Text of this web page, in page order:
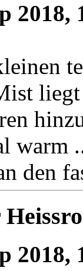
2018,
warm
den
2018,